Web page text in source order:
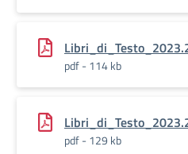
pdf - 114 kb
pdf - 129 kb